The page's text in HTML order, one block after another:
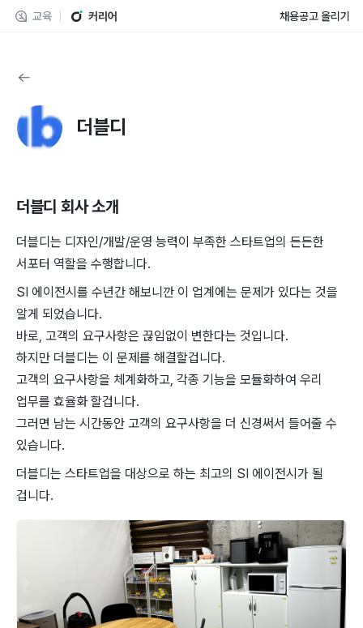
교육 커리어 채용공고 올리기
더블디
더블디 회사 소개
더블디는 디자인/개발/운영 능력이 부족한 스타트업의 든든한
서포터 역할을 수행합니다.
SI 에이전시를 수년간 해보니깐 이 업계에는 문제가 있다는 것을
알게 되었습니다.
바로, 고객의 요구사항은 끊임없이 변한다는 것입니다.
하지만 더블디는 이 문제를 해결할겁니다.
고객의 요구사항을 체계화하고, 각종 기능을 모듈화하여 우리
업무를 효율화 할겁니다.
그러면 남는 시간동안 고객의 요구사항을 더 신경써서 들어줄 수
있습니다.
더블디는 스타트업을 대상으로 하는 최고의 SI 에이전시가 될
겁니다.